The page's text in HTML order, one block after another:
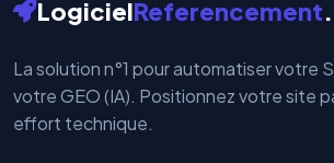
LogicielReferencement
La solution n°1 pour automatiser votre
votre GEO (IA). Positionnez votre site
effort technique.